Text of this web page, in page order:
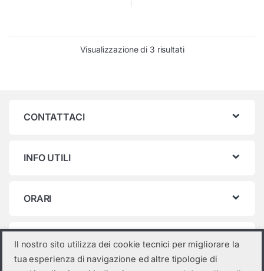
Visualizzazione di 3 risultati
CONTATTACI
INFO UTILI
ORARI
Categorie prodotto
Seleziona una categoria
Il nostro sito utilizza dei cookie tecnici per migliorare la
tua esperienza di navigazione ed altre tipologie di